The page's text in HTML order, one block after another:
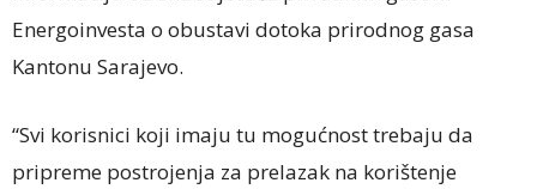
Energoinvesta o obustavi dotoka prirodnog gasa
Kantonu Sarajevo.
“Svi korisnici koji imaju tu mogućnost trebaju da
pripreme postrojenja za prelazak na korištenje